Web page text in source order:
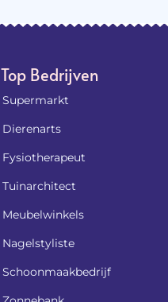
Top Bedrijven
Supermarkt
Dierenarts
Fysiotherapeut
Tuinarchitect
Meubelwinkels
Nagelstyliste
Schoonmaakbedrijf